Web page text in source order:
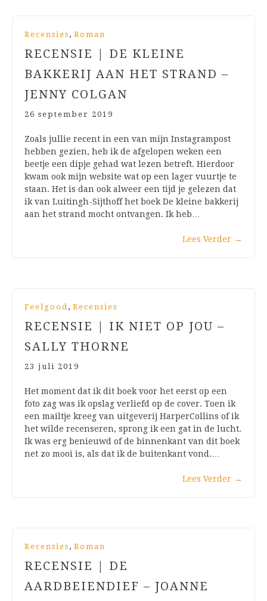
Recensies , Roman
RECENSIE | DE KLEINE
BAKKERIJ AAN HET STRAND –
JENNY COLGAN
26 september 2019
Zoals jullie recent in een van mijn Instagrampost
hebben gezien, heb ik de afgelopen weken een
beetje een dipje gehad wat lezen betreft. Hierdoor
kwam ook mijn website wat op een lager vuurtje te
staan. Het is dan ook alweer een tijd je gelezen dat
ik van Luitingh-Sijthoff het boek De kleine bakkerij
aan het strand mocht ontvangen. Ik heb…
Lees Verder →
Feelgood, Recensies
RECENSIE | IK NIET OP JOU –
SALLY THORNE
23 juli 2019
Het moment dat ik dit boek voor het eerst op een
foto zag was ik opslag verliefd op de cover. Toen ik
een mailtje kreeg van uitgeverij HarperCollins of ik
het wilde recenseren, sprong ik een gat in de lucht.
Ik was erg benieuwd of de binnenkant van dit boek
net zo mooi is, als dat ik de buitenkant vond.…
Lees Verder →
Recensies , Roman
RECENSIE | DE
AARDBEIENDIEF – JOANNE